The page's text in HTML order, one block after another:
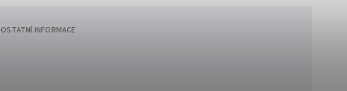
OSTATNÍ INFORMACE